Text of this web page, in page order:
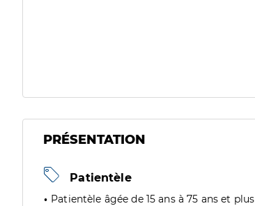
PRÉSENTATION
Patientèle
Patientèle âgée de 15 ans à 75 ans et plus